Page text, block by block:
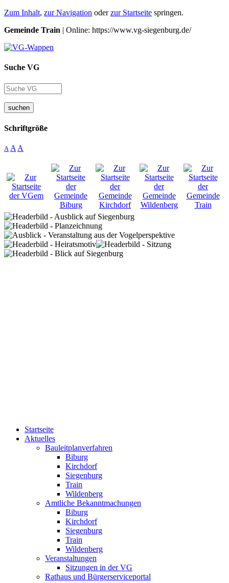
Zum Inhalt, zur Navigation oderzur Startseite springen.
Gemeinde Train | Online: https://www.vg-siegenburg.de/
Suche VG
suchen
Schriftgröße
A A A
Startseite
Aktuelles
Bauleitplanverfahren
Biburg
Kirchdorf
Siegenburg
Train
Wildenberg
Amtliche Bekanntmachungen
Biburg
Kirchdorf
Siegenburg
Train
Wildenberg
Veranstaltungen
Sitzungen in der VG
Rathaus und Bürgerserviceportal